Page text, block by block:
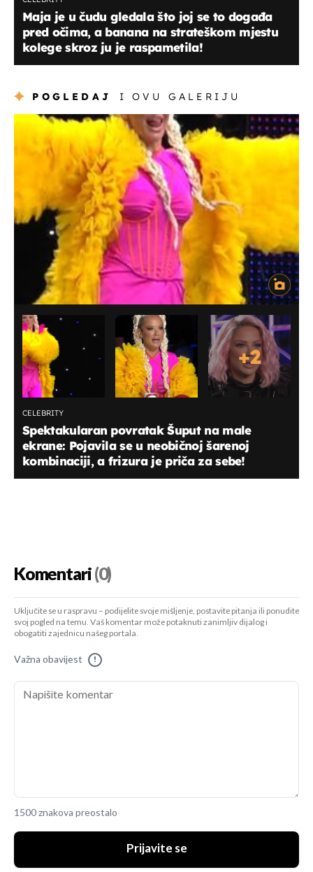
Maja je u čudu gledala što joj se to događa
pred očima, a banana na strateškom mjestu
kolege skroz ju je raspametila!
POGLEDAJ I OVU GALERIJU
+2
CELEBRITY
Spektakularan povratak Šuput na male
ekrane: Pojavila se u neobičnoj šarenoj
kombinaciji, a frizura je priča za sebe!
Komentari(0)
Uključite se u raspravu – podijelite svoje mišljenje, postavite pitanja ili ponudite
svoj pogled na temu. Vaš komentar može potaknuti zanimljiv dijalog i
obogatiti zajednicu našeg portala.
Važna obavijest !
1500 znakova preostalo
Prijavite se